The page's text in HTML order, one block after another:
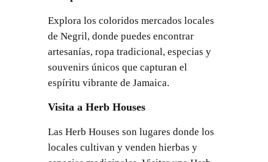
Explora los coloridos mercados locales
de Negril, donde puedes encontrar
artesanías, ropa tradicional, especias y
souvenirs únicos que capturan el
espíritu vibrante de Jamaica.
Visita a Herb Houses
Las Herb Houses son lugares donde los
locales cultivan y venden hierbas y